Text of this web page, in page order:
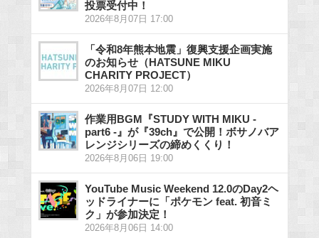
投票受付中！
2026年8月07日 17:00
「令和8年熊本地震」復興支援企画実施
のお知らせ（HATSUNE MIKU
CHARITY PROJECT）
2026年8月07日 12:00
作業用BGM『STUDY WITH MIKU -
part6 -』が『39ch』で公開！ボサノバア
レンジシリーズの締めくくり！
2026年8月06日 19:00
YouTube Music Weekend 12.0のDay2ヘ
ッドライナーに「ポケモン feat. 初音ミ
ク」が参加決定！
2026年8月06日 14:00